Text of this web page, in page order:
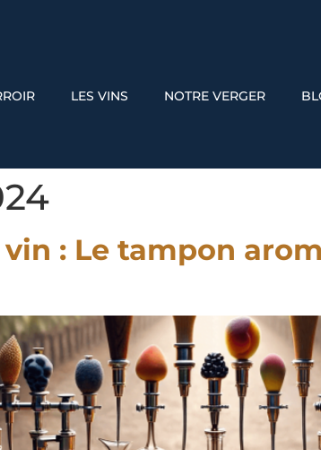
LES VINS NOTRE VERGER
: Le tampon